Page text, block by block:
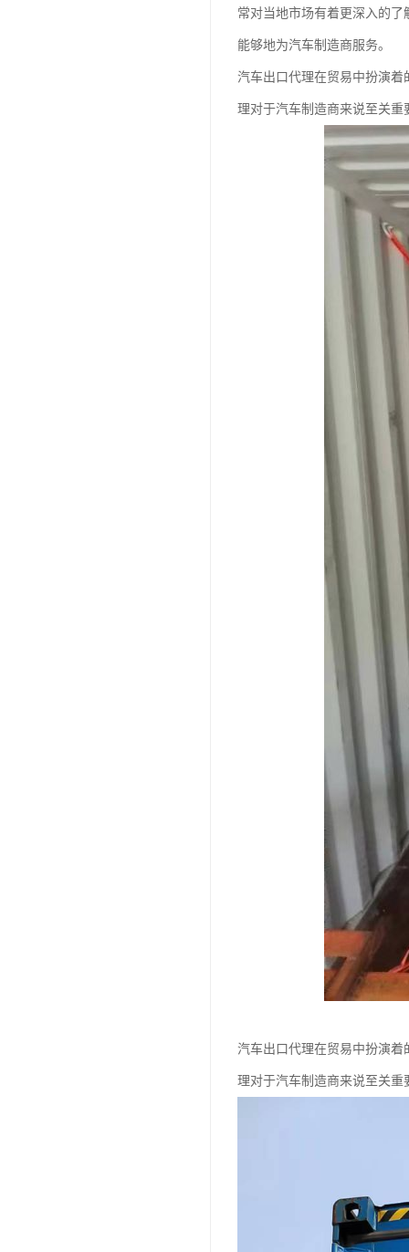
常对当地市场有着更深入的
能够地为汽车制造商服务。
汽车出口代理在贸易中扮演
理对于汽车制造商来说至关
汽车出口代理在贸易中扮演
理对于汽车制造商来说至关